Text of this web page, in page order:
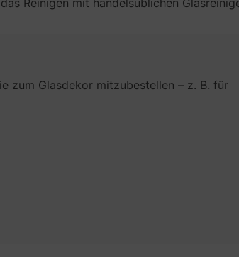
zum Glasdekor mitzubestellen – z. B. für